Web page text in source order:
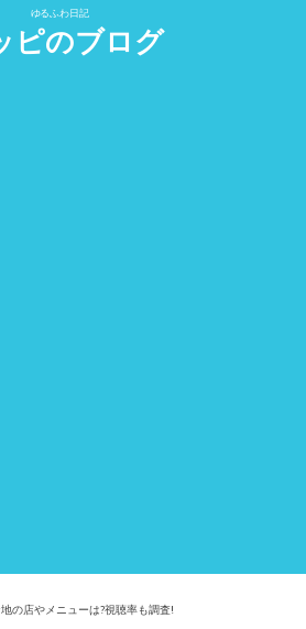
ゆるふわ日記
ピのブログ
の店やメニューは?視聴率も調査!